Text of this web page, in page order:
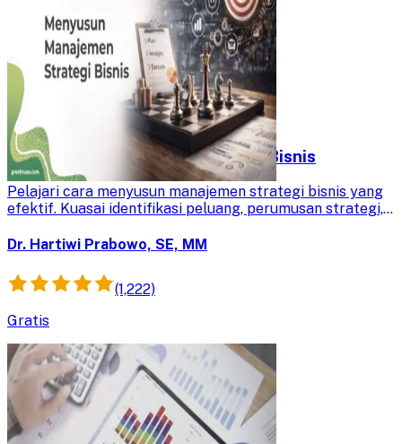
Menyusun Manajemen Strategi Bisnis
Pelajari cara menyusun manajemen strategi bisnis yang
efektif. Kuasai identifikasi peluang, perumusan strategi,
organisasi.
Dr. Hartiwi Prabowo, SE, MM
(1,222)
Gratis